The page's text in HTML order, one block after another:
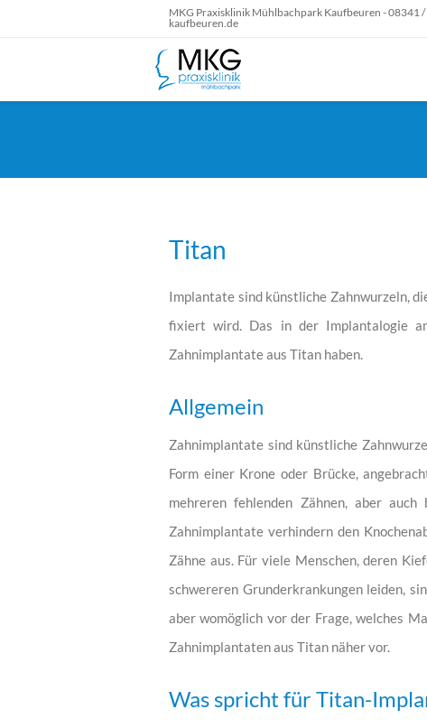
MKG Praxisklinik Mühlbachpark Kaufbeuren - 08341 /
kaufbeuren.de
Titan
Implantate sind künstliche Zahnwurzeln,
fixiert wird. Das in der Implantalogie
Zahnimplantate aus Titan haben.
Allgemein
Zahnimplantate sind künstliche
Form einer Krone oder Brücke,
mehreren fehlenden Zähnen, aber
Zahnimplantate verhindern den
Zähne aus. Für viele Menschen, deren
schwereren Grunderkrankungen leiden,
aber womöglich vor der Frage, welches
Zahnimplantaten aus Titan näher vor.
Was spricht für Titan-